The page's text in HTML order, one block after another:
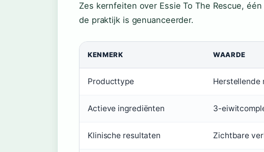
Zes kernfeiten over Essie To The Rescue,
de praktijk is genuanceerder.
KENMERK WAARDE
Producttype Herstellende
Actieve ingrediënten 3-
Klinische resultaten Zichtbare